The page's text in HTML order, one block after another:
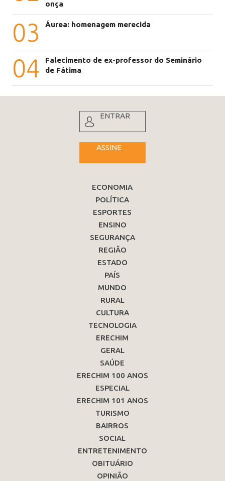
onça
03 Áurea: homenagem merecida
04
Falecimento de ex-professor do Seminário
de Fátima
ENTRAR
ASSINE
ECONOMIA
POLÍTICA
ESPORTES
ENSINO
SEGURANÇA
REGIÃO
ESTADO
PAÍS
MUNDO
RURAL
CULTURA
TECNOLOGIA
ERECHIM
GERAL
SAÚDE
ERECHIM 100 ANOS
ESPECIAL
ERECHIM 101 ANOS
TURISMO
BAIRROS
SOCIAL
ENTRETENIMENTO
OBITUÁRIO
OPINIÃO